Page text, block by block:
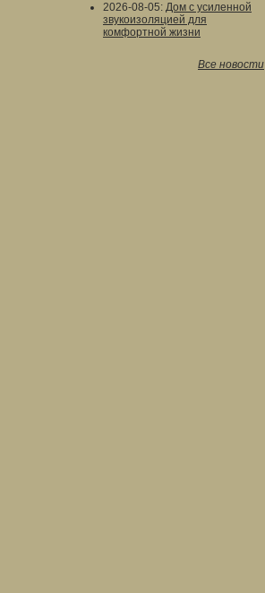
2026-08-05: Дом с усиленной
звукоизоляцией для
комфортной жизни
Все новости